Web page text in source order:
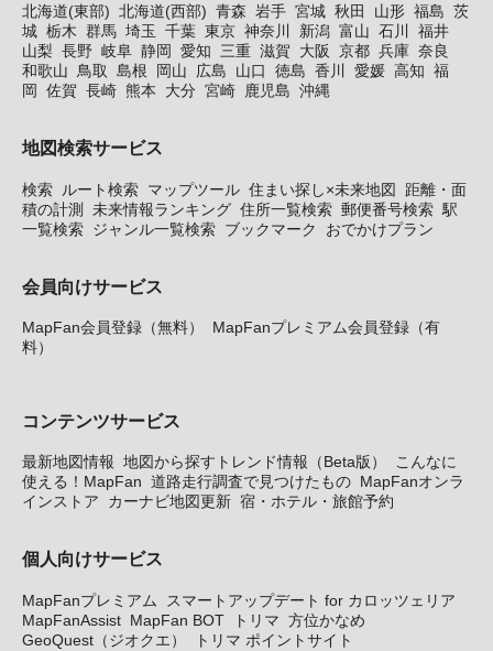
北海道(東部) 北海道(西部) 青森 岩手 宮城 秋田 山形 福島 茨
城 栃木 群馬 埼玉 千葉 東京 神奈川 新潟 富山 石川
福井
山梨 長野 岐阜 静岡 愛知 三重 滋賀 大阪 京都 兵庫 奈良
和歌山
鳥取 島根 岡山 広島 山口 徳島 香川 愛媛 高知 福
岡
佐賀 長崎 熊本 大分 宮崎 鹿児島 沖縄
地図検索サービス
検索 ルート検索 マップツール 住まい探し×未来地図
距離・面
積の計測
未来情報ランキング 住所一覧検索 郵便番号検索 駅
一覧検索 ジャンル一覧検索 ブックマーク おでかけプラン
会員向けサービス
MapFan会員登録（無料）
MapFanプレミアム会員登録（有
料）
コンテンツサービス
最新地図情報 地図から探すトレンド情報（Beta版）
こんなに
使える！MapFan 道路走行調査で見つけたもの MapFanオンラ
インストア
カーナビ地図更新 宿・ホテル・旅館予約
個人向けサービス
MapFanプレミアム
スマートアップデート for カロッツェリア
MapFanAssist MapFan BOT トリマ 方位かなめ
GeoQuest（ジオクエ）
トリマ ポイントサイト